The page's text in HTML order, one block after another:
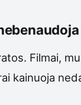
Filmai,
kainuoja